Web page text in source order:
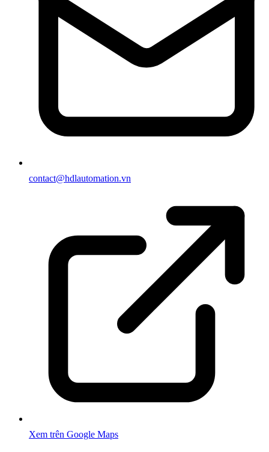
contact@hdlautomation.vn
Xem trên Google Maps